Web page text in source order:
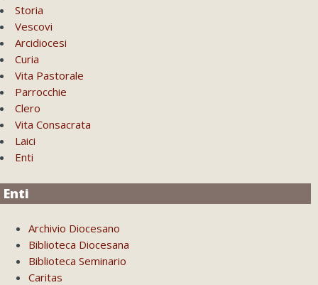
Storia
Vescovi
Arcidiocesi
Curia
Vita Pastorale
Parrocchie
Clero
Vita Consacrata
Laici
Enti
Enti
Archivio Diocesano
Biblioteca Diocesana
Biblioteca Seminario
Caritas